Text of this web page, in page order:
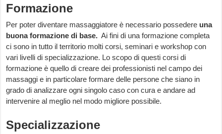
Formazione
Per poter diventare massaggiatore è necessario possedere una
buona formazione di base. Ai fini di una formazione completa
ci sono in tutto il territorio molti corsi, seminari e workshop con
vari livelli di specializzazione. Lo scopo di questi corsi di
formazione è quello di creare dei professionisti nel campo dei
massaggi e in particolare formare delle persone che siano in
grado di analizzare ogni singolo caso con cura e andare ad
intervenire al meglio nel modo migliore possibile.
Specializzazione